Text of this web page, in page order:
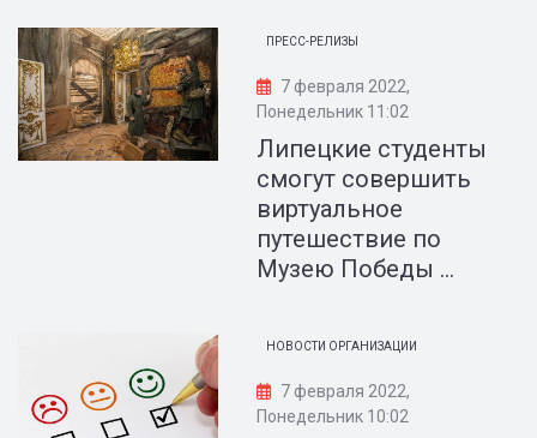
ПРЕСС-РЕЛИЗЫ
7 февраля 2022,
Понедельник 11:02
Липецкие студенты
смогут совершить
виртуальное
путешествие по
Музею Победы ...
НОВОСТИ ОРГАНИЗАЦИИ
7 февраля 2022,
Понедельник 10:02